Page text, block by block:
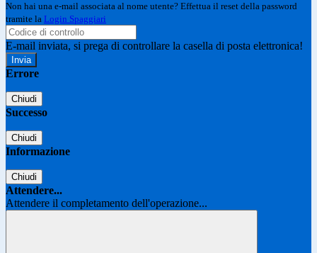
Non hai una e-mail associata al nome utente? Effettua il reset della password
tramite la Login Spaggiari
E-mail inviata, si prega di controllare la casella di posta elettronica!
Errore
Chiudi
Successo
Chiudi
Informazione
Chiudi
Attendere...
Attendere il completamento dell'operazione...